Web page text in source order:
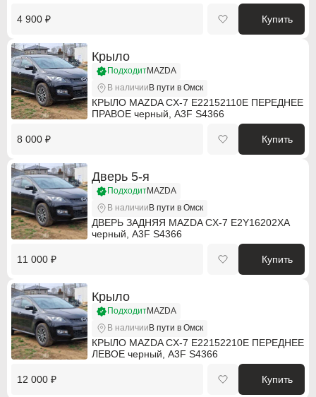
4 900 ₽ Купить
Крыло
В наличии В пути в Омск
ПодходитMAZDA
КРЫЛО MAZDA CX-7 E22152110E ПЕРЕДНЕЕ
ПРАВОЕ черный, A3F S4366
8 000 ₽ Купить
Дверь 5-я
В наличии В пути в Омск
ПодходитMAZDA
ДВЕРЬ ЗАДНЯЯ MAZDA CX-7 E2Y16202XA
черный, A3F S4366
11 000 ₽ Купить
Крыло
В наличии В пути в Омск
ПодходитMAZDA
КРЫЛО MAZDA CX-7 E22152210E ПЕРЕДНЕЕ
ЛЕВОЕ черный, A3F S4366
12 000 ₽ Купить
Hummer
Hyundai
Infiniti
Jeep
Kia
Lancia
Lexus
Mazda
Mercedes-Benz
Hummer
Hyundai
Infiniti
Jeep
Kia
Lancia
Lexus
Mazda
Mercedes-Benz